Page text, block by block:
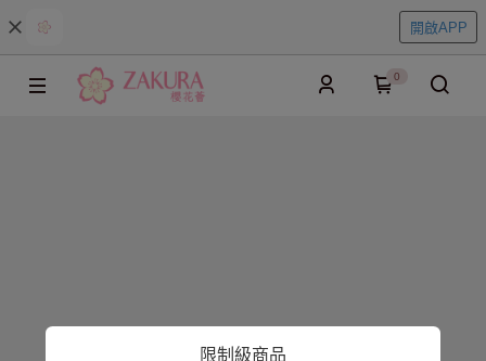
限制級商品
開啟APP
0